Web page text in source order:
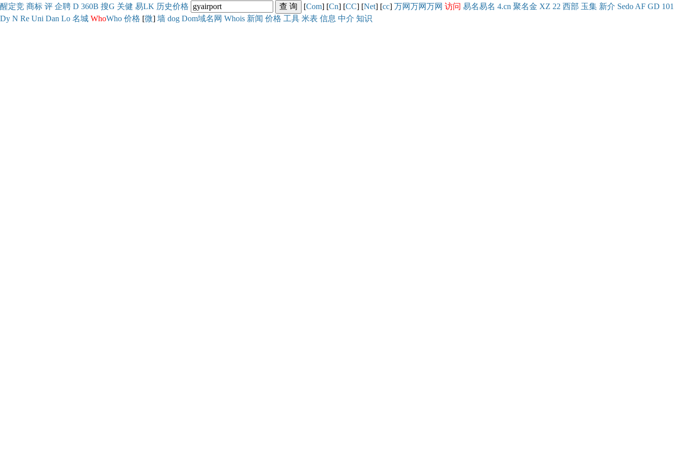
醒定竞 商标 评 企聘 D 360B 搜G 关健 易LK 历史价格 [Com] [Cn] [CC] [Net] [cc] 万网万网万网 访问 易名易名 4.cn 聚名金 XZ 22 西部 玉集 新介 Sedo AF GD 101
Dy N Re Uni Dan Lo 名城 WhoWho 价格 [微] 墙 dog Dom域名网 Whois 新闻 价格 工具 米表 信息 中介 知识